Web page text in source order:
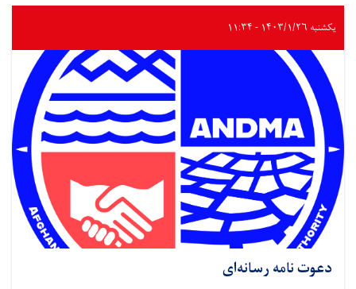
یکشنبه ۱۴۰۳/۱/۲۶ - ۱۱:۳۴
دعوت نامه رسانه‌ای